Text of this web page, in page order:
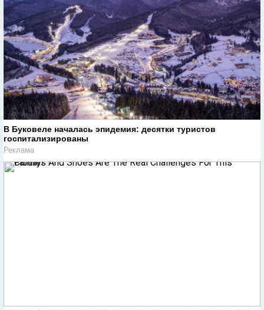
В Буковеле началась эпидемия: десятки туристов
госпитализированы
Реклама